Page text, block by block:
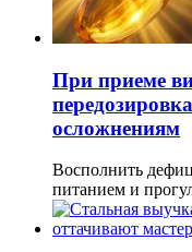
При приеме
осложнениям
Восполнить
питанием и